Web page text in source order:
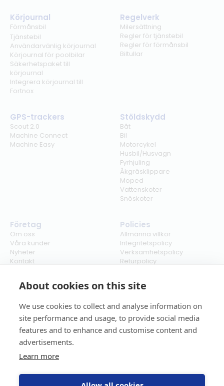
About cookies on this site
We use cookies to collect and analyse information on
site performance and usage, to provide social media
features and to enhance and customise content and
advertisements.
Learn more
Körjournal
Förmånsbil
Tjänstebil
Användarvänlig körjournal
Körjournal för poolbilar
Säkerhetspaket till
körjournal
Integrera körjournal till
Fortnox
Regelverk
Milersättning
Regler för tjänstebil
Regler för förmånsbil
Biltullar
GPS-trackers
Scout 2.0
Machine Connect
Machine Easy
Stöldskydd
Båt
Bil
Motorcykel
Husbil/Husvagn
Fyrhjuling
Åkgräsklippare
Moped
Vattenskoter
Snöskoter
Företag
Om oss
Våra kunder
Nyheter
Kontakt
Policies
Allmänna villkor
Integritetspolicy
Verksamhetspolicy
Returpolicy
Cookies